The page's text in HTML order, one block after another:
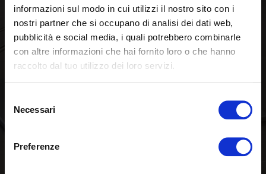
informazioni sul modo in cui utilizzi il nostro sito con i
nostri partner che si occupano di analisi dei dati web,
pubblicità e social media, i quali potrebbero combinarle
con altre informazioni che hai fornito loro o che hanno
raccolto dal tuo utilizzo dei loro servizi.
delNecessari
Preferenze